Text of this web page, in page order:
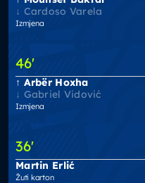
Cardoso Varela
Izmjena
46'
Arbër Hoxha
Gabriel Vidović
Izmjena
36'
Martin Erlić
Žuti karton